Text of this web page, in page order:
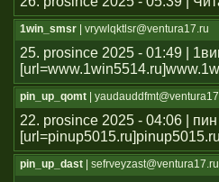
1win_smsr | vrywlqktlsr@ventura17.ru
25. prosince 2025 - 01:49 |
pin_up_qomt |
22. prosince 2025 - 04:06 |
pin_up_dast | sefrveyzast@ventura17.ru